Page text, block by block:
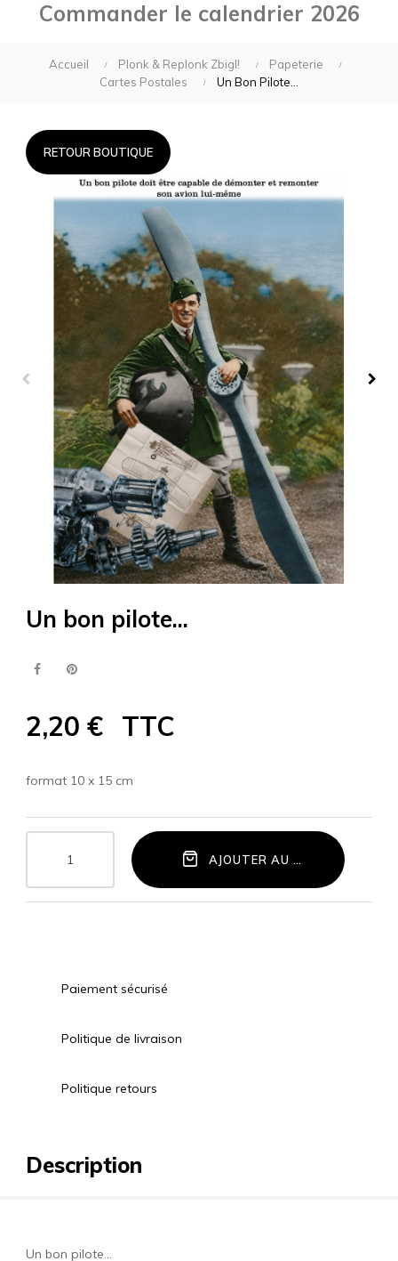
Commander le calendrier 2026
Accueil Plonk & Replonk Zbigl!
Papeterie
Cartes Postales
Un Bon Pilote...
RETOUR BOUTIQUE
Un bon pilote...
2,20 € TTC
format 10 x 15 cm
AJOUTER AU PANIER
Paiement sécurisé
Politique de livraison
Politique retours
Description
Un bon pilote...